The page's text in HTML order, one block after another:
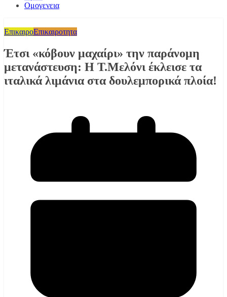
Ομογενεια
ΕπικαιροΕπικαιροτητα
Έτσι «κόβουν μαχαίρι» την παράνομη
μετανάστευση: Η Τ.Μελόνι έκλεισε τα
ιταλικά λιμάνια στα δουλεμπορικά πλοία!